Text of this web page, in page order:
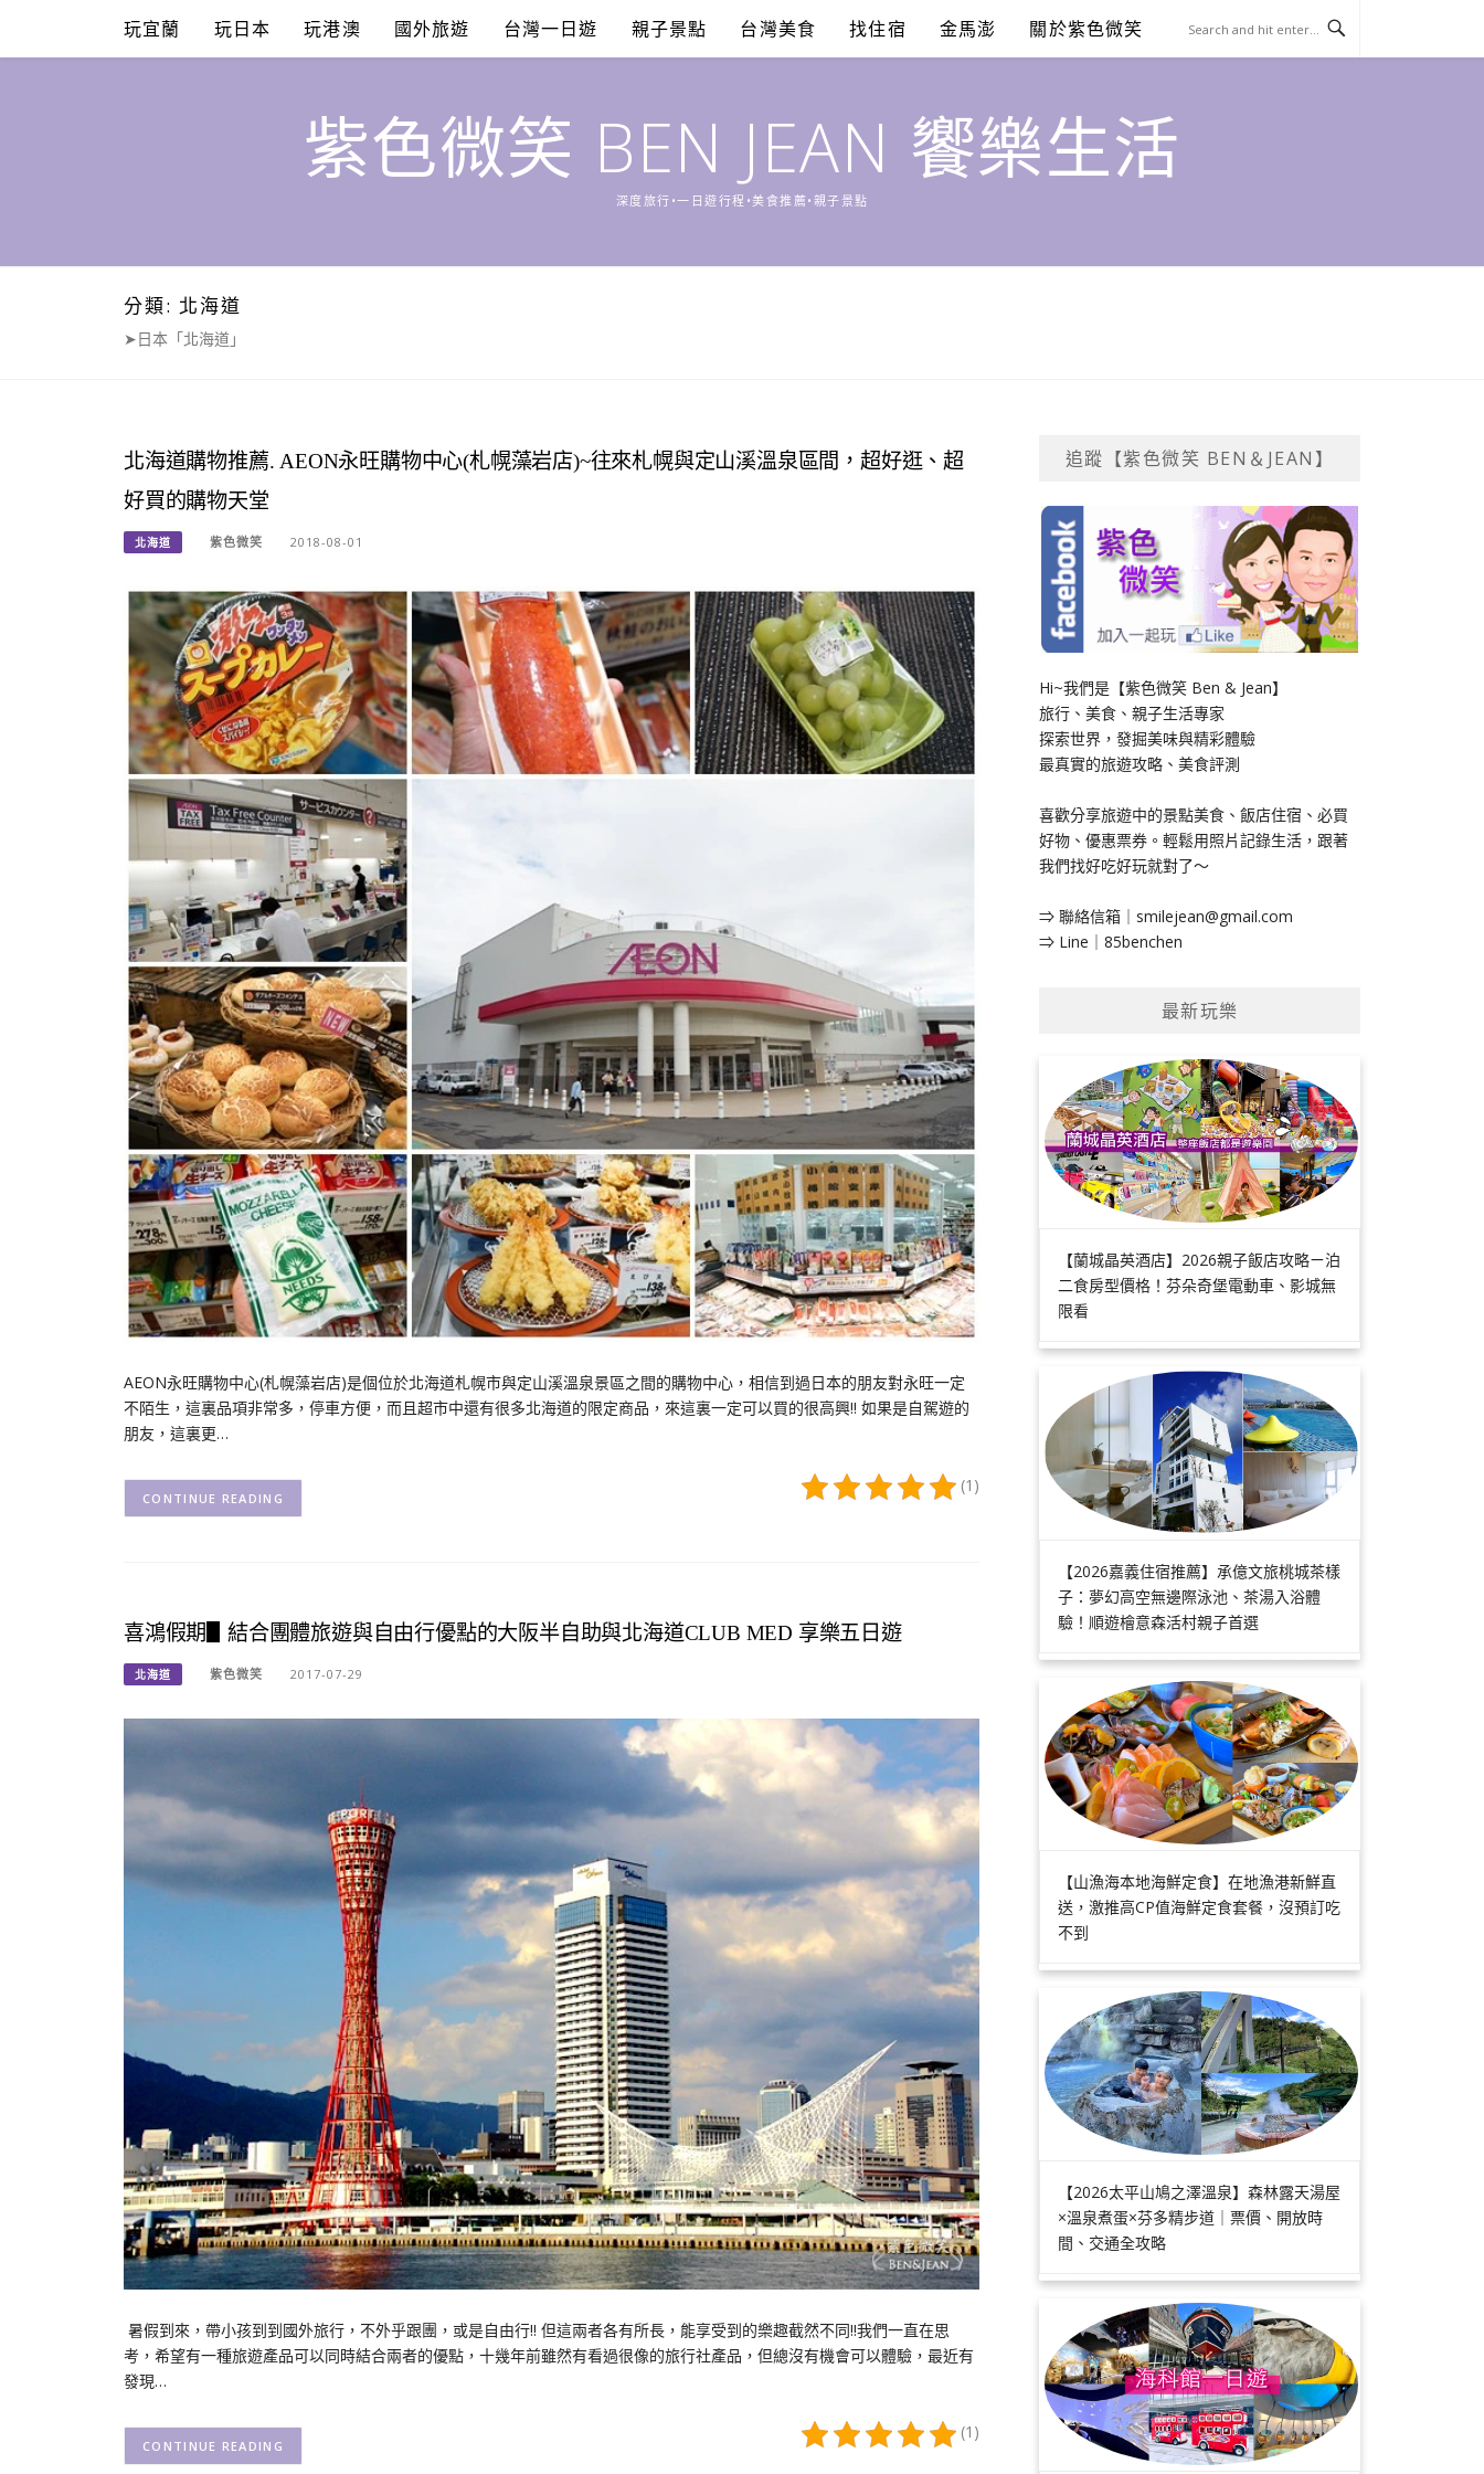
content
玩宜蘭 玩日本 玩港澳 國外旅遊 台灣一日遊 親子景點 台灣美食 找住宿 金馬澎 關於紫色微笑
紫色微笑 BEN JEAN 饗樂生活
深度旅行•一日遊行程•美食推薦•親子景點
分類: 北海道
➤日本「北海道」
北海道購物推薦. AEON永旺購物中心(札幌藻岩店)~往來札幌與定山溪溫泉區間，超好逛、超
好買的購物天堂
北海道 紫色微笑 2018-08-01
AEON永旺購物中心(札幌藻岩店)是個位於北海道札幌市與定山溪溫泉景區之間的購物中心，相信到過日本的朋友對永旺一定
不陌生，這裏品項非常多，停車方便，而且超市中還有很多北海道的限定商品，來這裏一定可以買的很高興!! 如果是自駕遊的
朋友，這裏更…
(1)
CONTINUE READING
喜鴻假期▋結合團體旅遊與自由行優點的大阪半自助與北海道CLUB MED 享樂五日遊
北海道 紫色微笑 2017-07-29
暑假到來，帶小孩到到國外旅行，不外乎跟團，或是自由行!! 但這兩者各有所長，能享受到的樂趣截然不同!!我們一直在思
考，希望有一種旅遊產品可以同時結合兩者的優點，十幾年前雖然有看過很像的旅行社產品，但總沒有機會可以體驗，最近有
發現…
(1)
CONTINUE READING
追蹤【紫色微笑 BEN＆JEAN】
Hi~我們是【紫色微笑 Ben & Jean】
旅行、美食、親子生活專家
探索世界，發掘美味與精彩體驗
最真實的旅遊攻略、美食評測
喜歡分享旅遊中的景點美食、飯店住宿、必買
好物、優惠票券。輕鬆用照片記錄生活，跟著
我們找好吃好玩就對了～
⇒ 聯絡信箱｜ smilejean@gmail.com
⇒ Line｜85benchen
最新玩樂
【蘭城晶英酒店】2026親子飯店攻略ㄧ泊
二食房型價格！芬朵奇堡電動車、影城無
限看
【2026嘉義住宿推薦】承億文旅桃城茶樣
子：夢幻高空無邊際泳池、茶湯入浴體
驗！順遊檜意森活村親子首選
【山漁海本地海鮮定食】在地漁港新鮮直
送，激推高CP值海鮮定食套餐，沒預訂吃
不到
【2026太平山鳩之澤溫泉】森林露天湯屋
×溫泉煮蛋×芬多精步道｜票價、開放時
間、交通全攻略